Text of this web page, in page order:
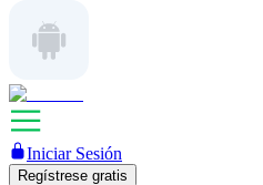
Iniciar Sesión
Regístrese gratis